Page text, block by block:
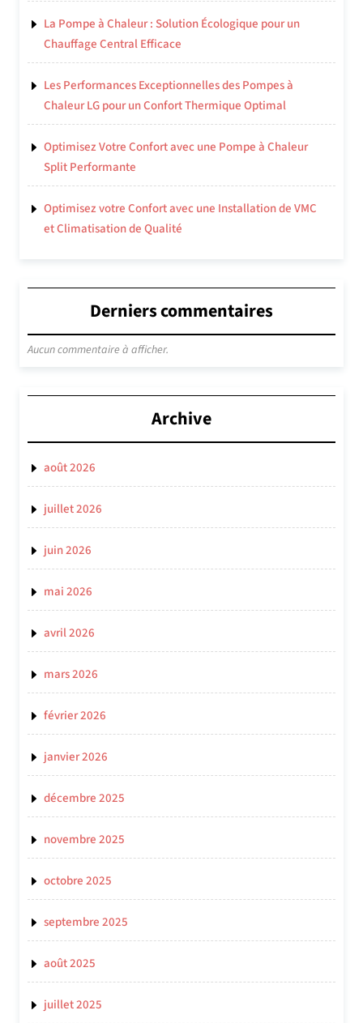
La Pompe à Chaleur : Solution Écologique pour un
Chauffage Central Efficace
Les Performances Exceptionnelles des Pompes à
Chaleur LG pour un Confort Thermique Optimal
Optimisez Votre Confort avec une Pompe à Chaleur
Split Performante
Optimisez votre Confort avec une Installation de VMC
et Climatisation de Qualité
Derniers commentaires
Aucun commentaire à afficher.
Archive
août 2026
juillet 2026
juin 2026
mai 2026
avril 2026
mars 2026
février 2026
janvier 2026
décembre 2025
novembre 2025
octobre 2025
septembre 2025
août 2025
juillet 2025